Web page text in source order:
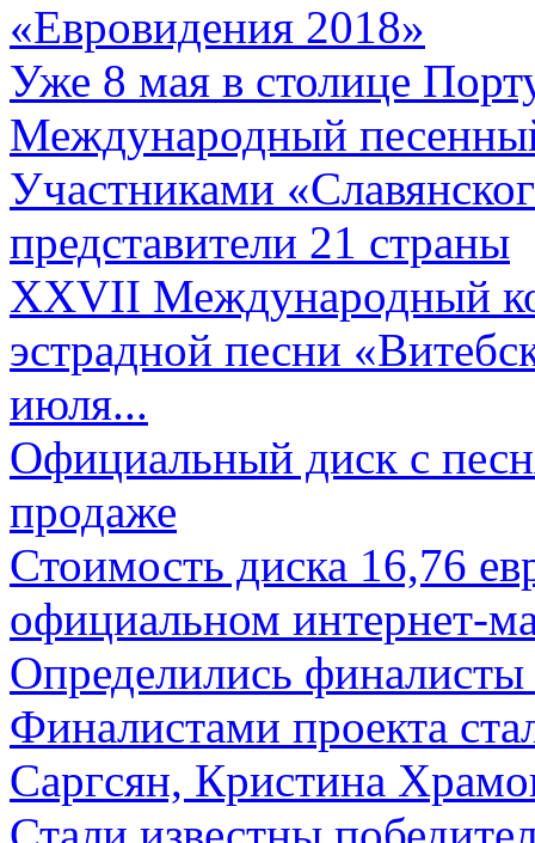
«Евровидения 2018»
Уже 8 мая в столице
Международный
Участниками
представители 21 страны
XXVII Международный
эстрадной песни
июля...
Официальный диск с
продаже
Стоимость диска 16,76
официальном интернет-
Определились
Финалистами проекта
Саргсян, Кристина